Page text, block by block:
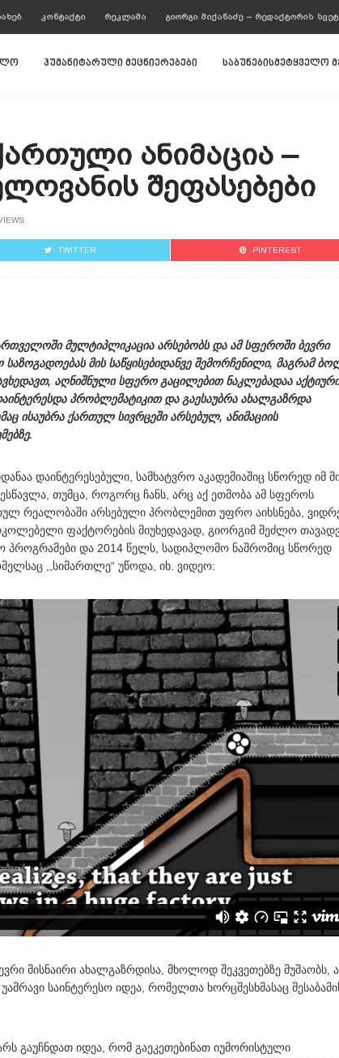
ᲙᲝᲜᲢᲐᲥᲢᲘ ᲠᲔᲙᲚᲐᲛᲐ ᲒᲘᲝᲠᲒᲘ ᲛᲘᲥᲐᲜᲐᲫᲔ – ᲠᲔᲓᲐᲥᲢᲝᲠᲘᲡ
ჰუმანიტარული მეცნიერებები საბუნებისმეტყველო
Ანიმაცია –
Შეფასებები
TWITTER PINTEREST
მულტიპლიკაცია არსებობს და ამ სფეროში ბევრი
მის საწყისებიდანვე შემორჩენილი, მაგრამ
აღნიშნული სფერო გაცილებით ნაკლებადაა
პრობლემატიკით და გაესაუბრა ახალგაზრდა
ისაუბრა ქართულ სივრცეში არსებულ, ანიმაციის
დაინტერესებული, სამხატვრო აკადემიაშიც სწორედ იმ
თუმცა, როგორც ჩანს, არც აქ ეთმობა ამ სფეროს
რეალობაში არსებული პრობლემით უფრო აიხსნება,
ფაქტორების მიუხედავად, გიორგიმ შეძლო
პროგრამები და 2014 წელს, სადიპლომო ნაშრომიც სწორედ
,,სიმართლე“ უწოდა, იხ. ვიდეო:
მისნაირი ახალგაზრდისა, მხოლოდ შეკვეთებზე მუშაობს,
საინტერესო იდეა, რომელთა ხორცშესხმასაც
გაუჩნდათ იდეა, რომ გაეკეთებინათ იუმორისტული